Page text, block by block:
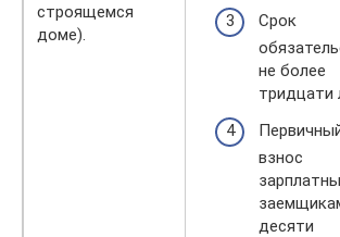
строящемся
доме).
Срок
не более
тридцати
взнос
десяти